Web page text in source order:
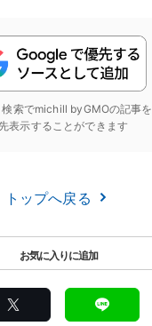
索でmichill byGMOの記事を
表示することができます
トップへ戻る